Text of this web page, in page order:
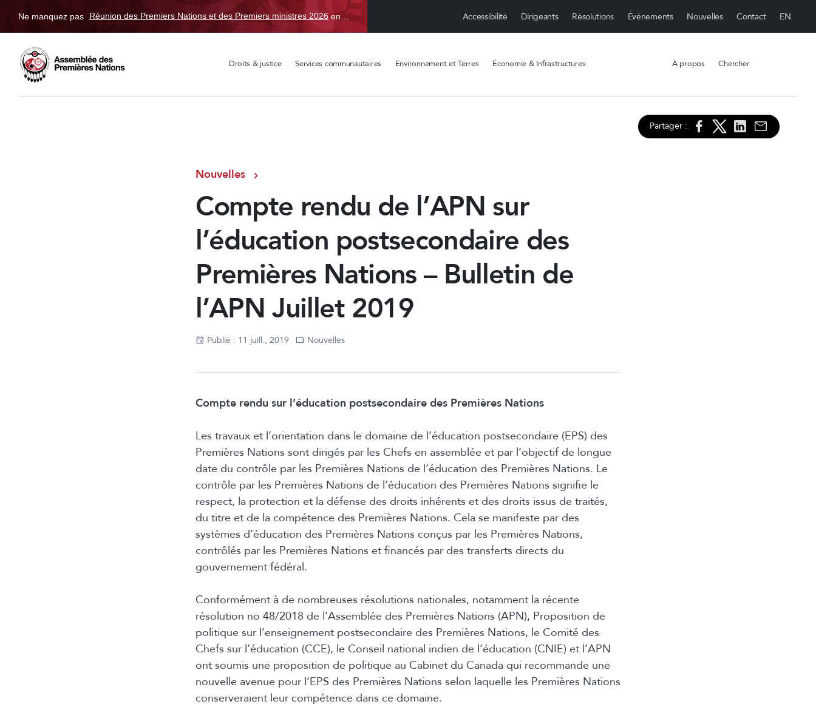
Ne manquez pas Réunion des Premiers Nations et des Premiers ministres 2026en TBD, du 15 avr. au 1 sept. Accessibilité Dirigeants Résolutions Événements Nouvelles Contact
Droits & justice Services communautaires Environnement et Terres Économie & Infrastructures À propos Chercher
Partager :
Nouvelles
Compte rendu de l’APN sur
l’éducation postsecondaire des
Premières Nations – Bulletin de
l’APN Juillet 2019
Publié : 11 juill., 2019 Nouvelles
Compte rendu sur l’éducation postsecondaire des Premières Nations
Les travaux et l’orientation dans le domaine de l’éducation postsecondaire (EPS) des
Premières Nations sont dirigés par les Chefs en assemblée et par l’objectif de longue
date du contrôle par les Premières Nations de l’éducation des Premières Nations. Le
contrôle par les Premières Nations de l’éducation des Premières Nations signifie le
respect, la protection et la défense des droits inhérents et des droits issus de traités,
du titre et de la compétence des Premières Nations. Cela se manifeste par des
systèmes d’éducation des Premières Nations conçus par les Premières Nations,
contrôlés par les Premières Nations et financés par des transferts directs du
gouvernement fédéral.
Conformément à de nombreuses résolutions nationales, notamment la récente
résolution no 48/2018 de l’Assemblée des Premières Nations (APN), Proposition de
politique sur l’enseignement postsecondaire des Premières Nations, le Comité des
Chefs sur l’éducation (CCE), le Conseil national indien de l’éducation (CNIE) et l’APN
ont soumis une proposition de politique au Cabinet du Canada qui recommande une
nouvelle avenue pour l’EPS des Premières Nations selon laquelle les Premières Nations
conserveraient leur compétence dans ce domaine.